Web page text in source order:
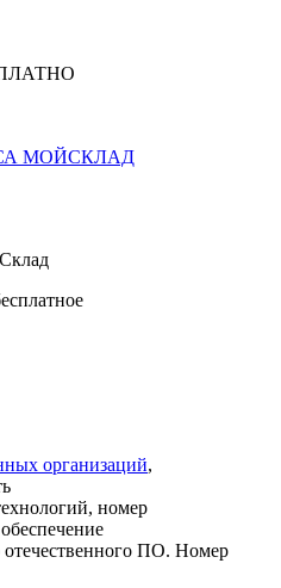
МОЙСКЛАД
организаций,
номер
ПО. Номер